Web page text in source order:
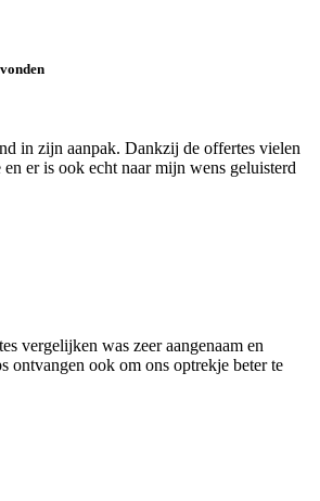
in zijn aanpak. Dankzij de offertes vielen
er is ook echt naar mijn wens geluisterd
vergelijken was zeer aangenaam en
ontvangen ook om ons optrekje beter te